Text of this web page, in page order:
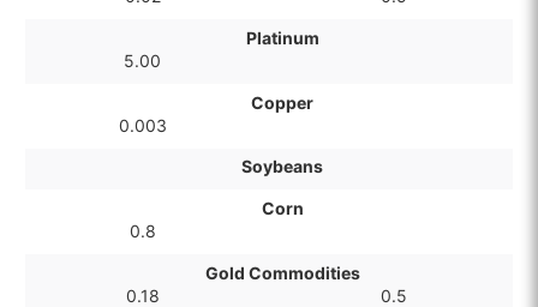
Platinum
5.00
Copper
0.003
Soybeans
Corn
0.8
Gold Commodities
0.18
0.5